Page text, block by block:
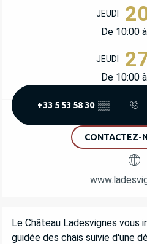
JEUDI
De 10:00
JEUDI
De 10:00
+33 5 53 58 30 ▒▒
CONTACTEZ-
DESCRIPTION
Le Château Ladesvignes vous
guidée des chais suivie d'une